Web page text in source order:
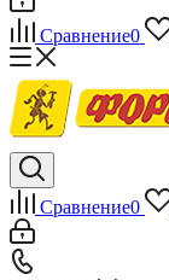
Сравнение0
Сравнение0